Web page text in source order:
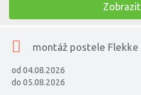
montáž postele Flekke
od 04.08.2026
do 05.08.2026